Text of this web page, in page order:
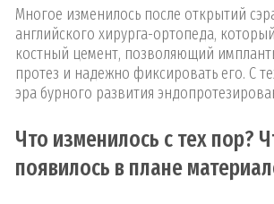
Многое изменилось после открытий
английского хирурга-ортопеда,
костный цемент, позволяющий
протез и надежно фиксировать его. С
эра бурного развития
Что изменилось с тех пор?
появилось в плане